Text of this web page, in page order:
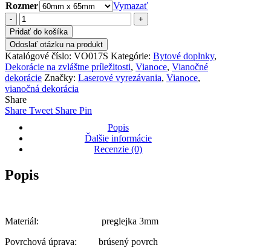
Rozmer
Vymazať
množstvo
Vianočná
ozdoba
"Vločka"
VO017T
Pridať do košíka
Odoslať otázku na produkt
Katalógové číslo: VO017S Kategórie: Bytové doplnky,
Dekorácie na zvláštne príležitosti, Vianoce, Vianočné
dekorácie Značky: Laserové vyrezávania, Vianoce,
vianočná dekorácia
Share
Share Tweet Share Pin
Popis
Ďalšie informácie
Recenzie (0)
Popis
Materiál: preglejka 3mm
Povrchová úprava: brúsený povrch